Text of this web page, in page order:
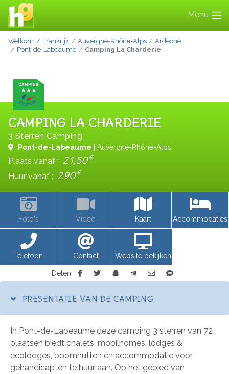
Menu
Welkom Frankrijk Auvergne-Rhône-Alps
Ardèche
Pont-de-Labeaume
Camping La Charderie
CAMPING LA CHARDERIE
3 Sterren Camping
Pont-de-Labeaume | Auvergne-Rhône-Alps
Plaats vanaf : 21,50€
Huur vanaf : 290€
Foto's Video Kaart Accommodaties
Telefoon Contact Website bekijken
Delen
PRESENTATIE VAN DE CAMPING
In Pont-de-Labeaume deze camping 3 sterren van 72
plaatsen biedt chalets, mobilhomes, lodges &
ecolodges, boomhutten en accommodatie voor
gehandicapten te huur aan. Op het gebied van